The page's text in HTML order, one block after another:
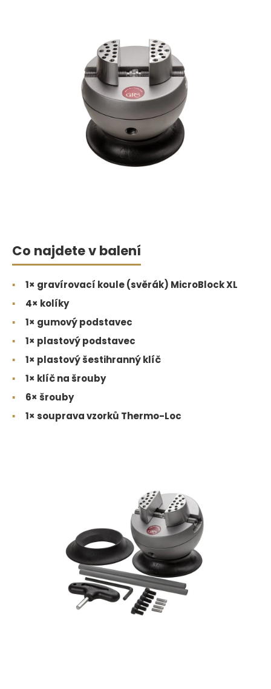
Co najdete v balení
▪
1× gravírovací koule (svěrák) MicroBlock XL
▪
4× kolíky
▪
1× gumový podstavec
▪
1× plastový podstavec
▪
1× plastový šestihranný klíč
▪
1× klíč na šrouby
▪
6× šrouby
▪
1× souprava vzorků Thermo-Loc